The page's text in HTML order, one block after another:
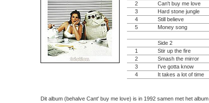
2
Can't buy me love
3
Hard stone jungle
4
Still believe
5
Money song
Side 2
1
Stir up the fire
2
Smash the mirror
3
I've gotta know
4
It takes a lot of time
Dit album (behalve Cant' buy me love) is in 1992 samen met het album